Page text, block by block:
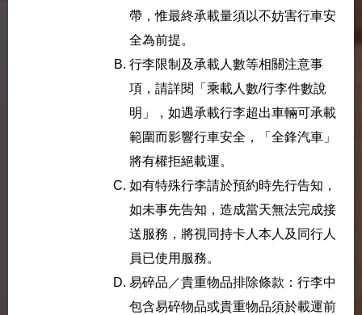
帶，惟最終承載量須以不妨害行車安
全為前提。
行李限制及承載人數等相關注意事
項，請詳閱「乘載人數/行李件數說
明」，如遇承載行李超出車輛可承載
範圍而影響行車安全，「全鋒汽車」
將有權拒絕載運。
如有特殊行李請於預約時先行告知，
如未事先告知，造成當天無法完成接
送服務，將視同持卡人本人及同行人
員已使用服務。
易碎品／貴重物品排除條款：行李中
包含易碎物品或貴重物品須於載運前